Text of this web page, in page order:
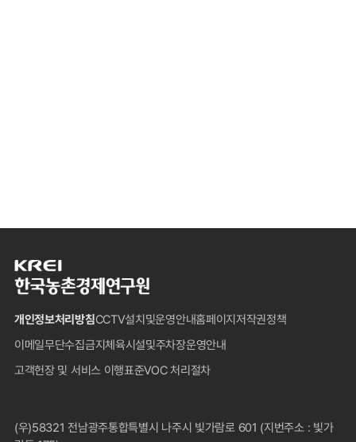
한
국
촌
경
제
연
푸
개인정보처리방침CCTV설치및운영안내홈페이지저작권정책
이메일무단수집금지체육시설및주차장운영안내
고객헌장 및 서비스 이행표준VOC 처리절차
(우)58321 전남광주통합특별시 나주시 빛가람로 601 (지번주소 : 빛가